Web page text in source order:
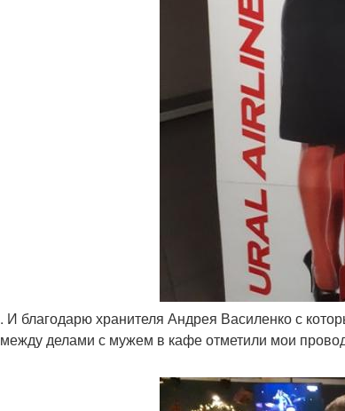
. И благодарю хранителя Андрея Василенко с
между делами с мужем в кафе отметили мои